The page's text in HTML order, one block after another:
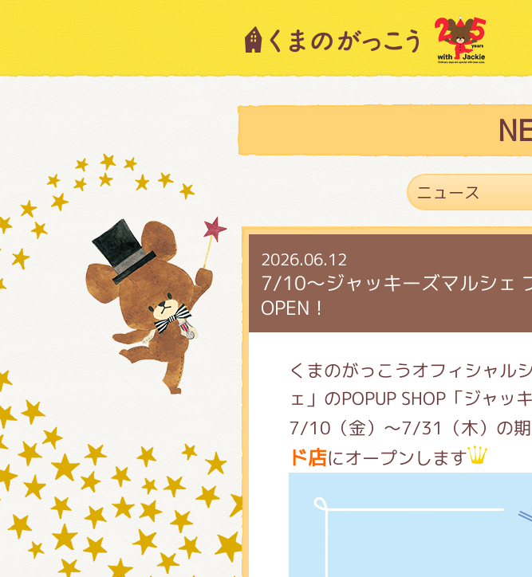
2026.06.12
7/10～ジャッキーズマルシェ
OPEN！
くまのがっこうオフィシャル
ェ」のPOPUP SHOP「ジャッ
7/10（金）～7/31（木）の
ド店にオープンします
キャラクター紹介
スタッフブログ
絵本・作家紹介
グッズインフォメーション
ミュージカル・コンサート
おたのしみコンテンツ(ク